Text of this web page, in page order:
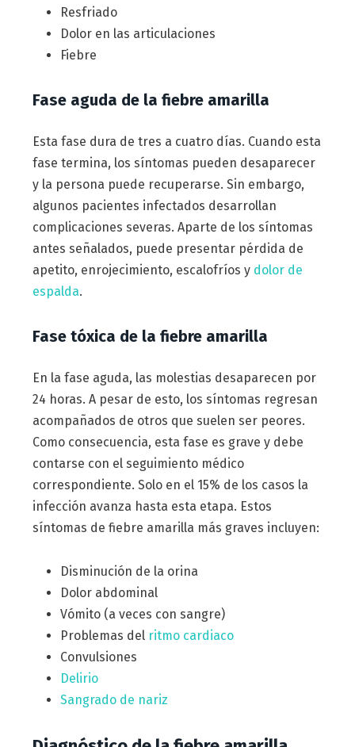
Resfriado
Dolor en las articulaciones
Fiebre
Fase aguda de la fiebre amarilla
Esta fase dura de tres a cuatro días. Cuando esta
fase termina, los síntomas pueden desaparecer
y la persona puede recuperarse. Sin embargo,
algunos pacientes infectados desarrollan
complicaciones severas. Aparte de los síntomas
antes señalados, puede presentar pérdida de
apetito, enrojecimiento, escalofríos y dolor de
espalda.
Fase tóxica de la fiebre amarilla
En la fase aguda, las molestias desaparecen por
24 horas. A pesar de esto, los síntomas regresan
acompañados de otros que suelen ser peores.
Como consecuencia, esta fase es grave y debe
contarse con el seguimiento médico
correspondiente. Solo en el 15% de los casos la
infección avanza hasta esta etapa. Estos
síntomas de fiebre amarilla más graves incluyen:
Disminución de la orina
Dolor abdominal
Vómito (a veces con sangre)
Problemas del ritmo cardiaco
Convulsiones
Delirio
Sangrado de nariz